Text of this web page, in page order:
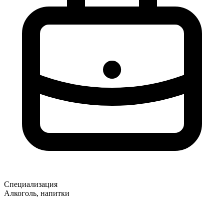
Специализация
Алкоголь, напитки